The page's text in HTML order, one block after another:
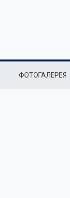
ФОТОГАЛЕРЕЯ